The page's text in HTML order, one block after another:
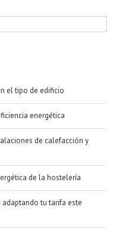
el tipo de edificio
energética
de calefacción y
de la hostelería
tu tarifa este